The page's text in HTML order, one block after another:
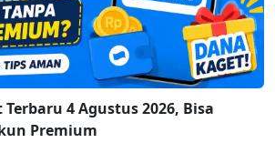
4 Agustus 2026, Bisa
Premium